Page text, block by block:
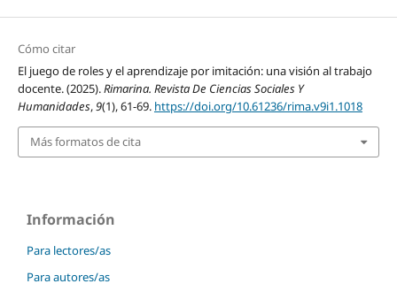
Cómo citar
El juego de roles y el aprendizaje por imitación: una visión al trabajo
docente. (2025).Rimarina. Revista De Ciencias Sociales Y
Humanidades,9(1), 61-69. https://doi.org/10.61236/rima.v9i1.1018
Más formatos de cita
Información
Para lectores/as
Para autores/as